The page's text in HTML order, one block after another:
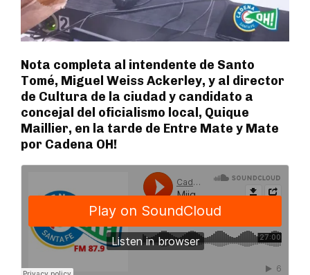
Nota completa al intendente de Santo
Tomé, Miguel Weiss Ackerley, y al director
de Cultura de la ciudad y candidato a
concejal del oficialismo local, Quique
Maillier, en la tarde de Entre Mate y Mate
por Cadena OH!